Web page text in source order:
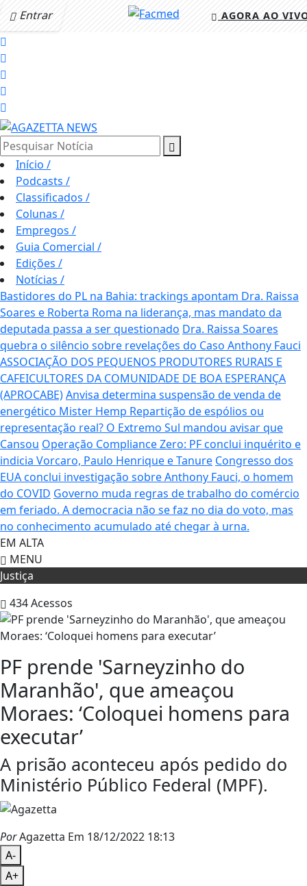
Entrar AGORA AO
Pesquisar Notícia
Início /
Podcasts /
Classificados /
Colunas /
Empregos /
Guia Comercial /
Edições /
Notícias /
Bastidores do PL na Bahia: trackings apontam Dra. Raissa
Soares e Roberta Roma na liderança, mas mandato da
deputada passa a ser questionado Dra. Raissa Soares
quebra o silêncio sobre revelações do Caso Anthony Fauci
ASSOCIAÇÃO DOS PEQUENOS PRODUTORES RURAIS E
CAFEICULTORES DA COMUNIDADE DE BOA ESPERANÇA
(APROCABE)Anvisa determina suspensão de venda de
energético Mister Hemp Repartição de espólios ou
representação real? O Extremo Sul mandou avisar que
Cansou Operação Compliance Zero: PF conclui inquérito e
indicia Vorcaro, Paulo Henrique e Tanure Congresso dos
EUA conclui investigação sobre Anthony Fauci, o homem
do COVID Governo muda regras de trabalho do comércio
em feriado. A democracia não se faz no dia do voto, mas
no conhecimento acumulado até chegar à urna.
EM ALTA
MENU
Justiça
434Acessos
PF prende 'Sarneyzinho do
Maranhão', que ameaçou
Moraes: ‘Coloquei homens para
executar’
A prisão aconteceu após pedido do
Ministério Público Federal (MPF).
PorAgazetta Em 18/12/2022 18:13
A-
A+